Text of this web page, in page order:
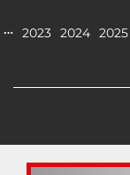
… 2023 2024 2025